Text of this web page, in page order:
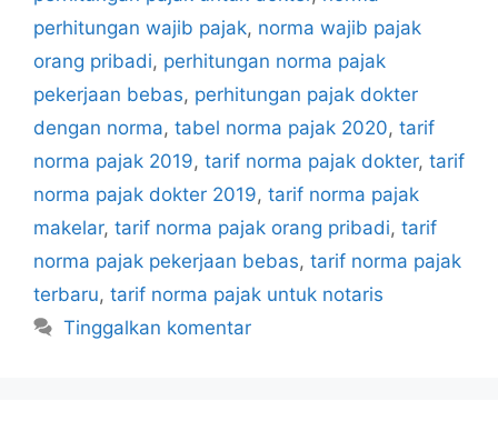
perhitungan wajib pajak, norma wajib pajak
orang pribadi, perhitungan norma pajak
pekerjaan bebas, perhitungan pajak dokter
dengan norma, tabel norma pajak 2020, tarif
norma pajak 2019, tarif norma pajak dokter, tarif
norma pajak dokter 2019, tarif norma pajak
makelar, tarif norma pajak orang pribadi, tarif
norma pajak pekerjaan bebas, tarif norma pajak
terbaru, tarif norma pajak untuk notaris
Tinggalkan komentar